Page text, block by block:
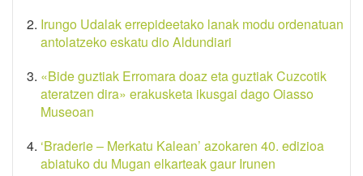
Irungo Udalak errepideetako lanak modu ordenatuan
antolatzeko eskatu dio Aldundiari
«Bide guztiak Erromara doaz eta guztiak Cuzcotik
ateratzen dira» erakusketa ikusgai dago Oiasso
Museoan
‘Braderie – Merkatu Kalean’ azokaren 40. edizioa
abiatuko du Mugan elkarteak gaur Irunen